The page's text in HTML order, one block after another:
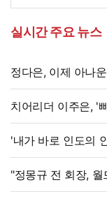
실시간 주요 뉴스
정다은, 이제 아나
과감 반전 매력
치어리더 이주은, '
'내가 바로 인도의
"정몽규 전 회장,
출국금지 조치도"